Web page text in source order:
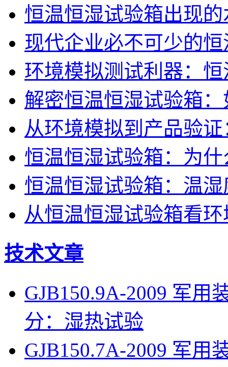
恒温恒湿试验箱出现
现代企业必不可少的
环境模拟测试利器：
解密恒温恒湿试验箱
从环境模拟到产品验
恒温恒湿试验箱：为
恒温恒湿试验箱：温
从恒温恒湿试验箱看
技术文章
GJB150.9A-2009 军用
分：湿热试验
GJB150.7A-2009 军用